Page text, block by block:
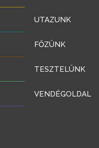
UTAZUNK
FŐZÜNK
TESZTELÜNK
VENDÉGOLDAL